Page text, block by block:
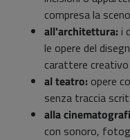
compresa la
all'architettura: i
le opere del
carattere
al teatro: opere
senza traccia
alla
con sonoro,